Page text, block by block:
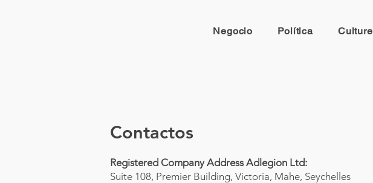
Negocio Política Culture
Contactos
Registered Company Address Adlegion Ltd:
Suite 108, Premier Building, Victoria, Mahe, Seychelles